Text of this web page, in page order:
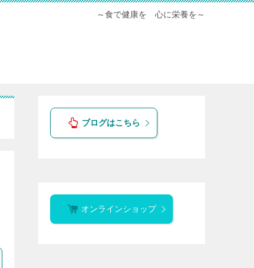
～食で健康を 心に栄養を～
ブログはこちら
オンラインショップ